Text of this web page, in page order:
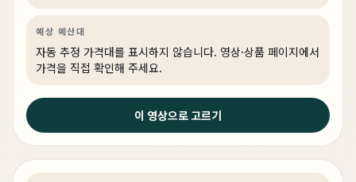
예상 예산대
자동 추정 가격대를 표시하지 않습니다. 영상·상품 페이지에서
가격을 직접 확인해 주세요.
이 영상으로 고르기
3주 전
9800X3D + RTX 5080 화이트 빌드의 정답 #pcbuild
#rgb